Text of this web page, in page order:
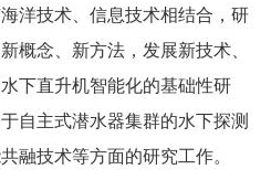
洋技术、信息技术相结合，研
概念、新方法，发展新技术、
下直升机智能化的基础性研
自主式潜水器集群的水下探测
融技术等方面的研究工作。